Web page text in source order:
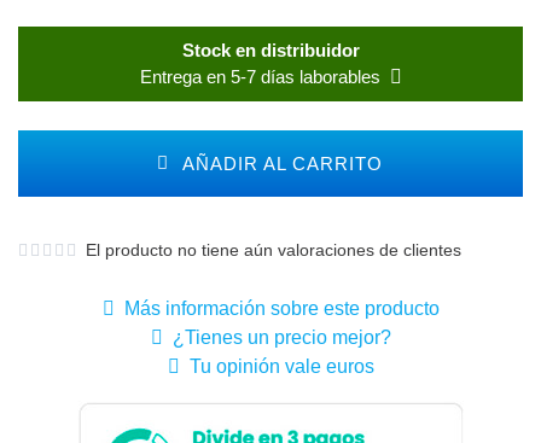
Stock en distribuidor
Entrega en 5-7 días laborables
AÑADIR AL CARRITO
El producto no tiene aún valoraciones de clientes
Más información sobre este producto
¿Tienes un precio mejor?
Tu opinión vale euros